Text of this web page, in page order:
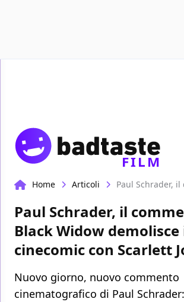
FILM
Home Articoli
Paul Schrader, il
Black Widow demolisce
cinecomic con Scarlett
Nuovo giorno, nuovo commento
cinematografico di Paul